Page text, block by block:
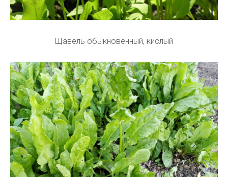
Щавель обыкновенный, кислый